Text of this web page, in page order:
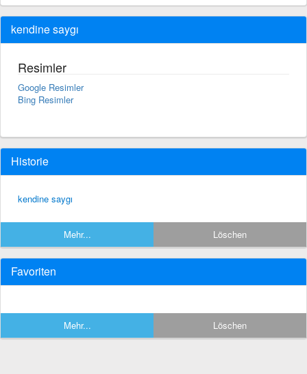
kendine saygı
Resimler
Google Resimler
Bing Resimler
Historie
kendine saygı
Mehr... Löschen
Favoriten
Mehr... Löschen